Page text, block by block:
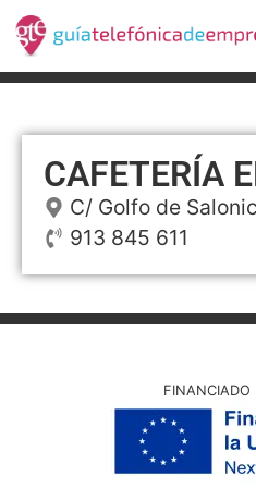
CAFETERÍA
C/ Golfo de
913 845 611
FINANCIADO